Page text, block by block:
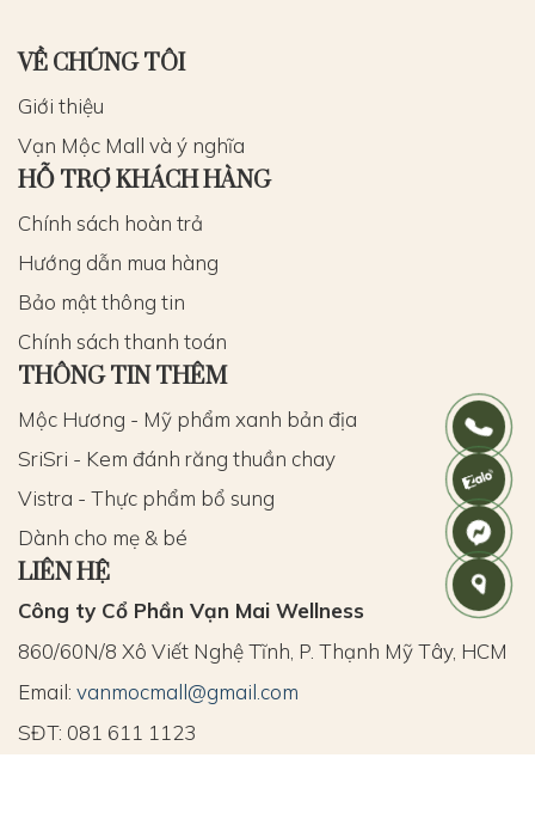
VỀ CHÚNG TÔI
Giới thiệu
Vạn Mộc Mall và ý nghĩa
HỖ TRỢ KHÁCH HÀNG
Chính sách hoàn trả
Hướng dẫn mua hàng
Bảo mật thông tin
Chính sách thanh toán
THÔNG TIN THÊM
Mộc Hương - Mỹ phẩm xanh bản địa
SriSri - Kem đánh răng thuần chay
Vistra - Thực phẩm bổ sung
Dành cho mẹ & bé
LIÊN HỆ
Công ty Cổ Phần Vạn Mai Wellness
860/60N/8 Xô Viết Nghệ Tĩnh, P. Thạnh Mỹ Tây, HCM
Email: vanmocmall@gmail.com
SĐT: 081 611 1123